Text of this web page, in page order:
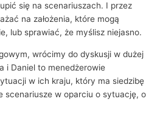
się na scenariuszach. I przez
na założenia, które mogą
lub sprawiać, że myślisz niejasno.
wrócimy do dyskusji w dużej
i Daniel to menedżerowie
w ich kraju, który ma siedzibę
scenariusze w oparciu o sytuację, o